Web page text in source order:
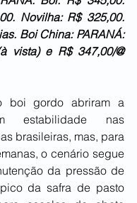
Novilha: R$ 325,00.
Boi China: PARANÁ:
vista) e R$ 347,00/@
boi gordo abriram a
estabilidade nas
brasileiras, mas, para
o cenário segue
da pressão de
da safra de pasto